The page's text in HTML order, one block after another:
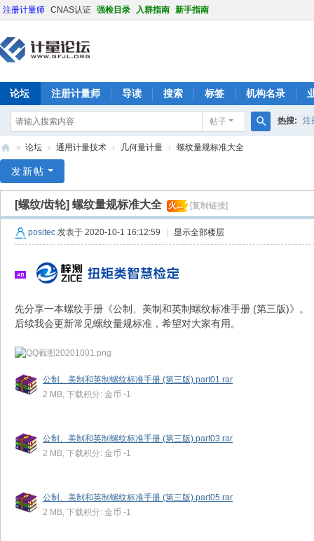
注册计量师 CNAS认证 强检目录 入群指南 新手指南
论坛 注册计量师 导读 搜索 标签 机构名录
帖子 热搜: 注
量
» 论坛 › 通用计量技术 › 几何量计量 › 螺纹量规标准大全
发新帖
[螺纹/齿轮] 螺纹量规标准大全 火... [复制链接]
positec 发表于 2020-10-1 16:12:59 显示全部楼层
先分享一本螺纹手册《公制、美制和英制螺纹标准手册 (第三版)》。
后续我会更新常见螺纹量规标准，希望对大家有用。
公制、美制和英制螺纹标准手册 (第三版).part01.rar
2 MB, 下载积分: 金币 -1
公制、美制和英制螺纹标准手册 (第三版).part03.rar
2 MB, 下载积分: 金币 -1
公制、美制和英制螺纹标准手册 (第三版).part05.rar
2 MB, 下载积分: 金币 -1